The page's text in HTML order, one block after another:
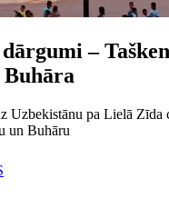
–
Buhāra
Uzbekistānu pa Lielā Zīda
un Buhāru